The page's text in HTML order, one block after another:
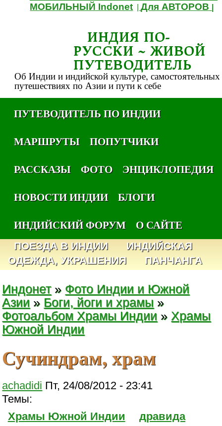
МОБИЛЬНЫЙ Indonet |Для АВТОРОВ
ИНДИЯ ПО-
РУССКИ ~ ЖИВОЙ
ПУТЕВОДИТЕЛЬ
Об Индии и индийской культуре, самостоятельных
путешествиях по Азии и пути к себе
ПУТЕВОДИТЕЛЬ ПО ИНДИИ
МАРШРУТЫ
ПОПУТЧИКИ
РАССКАЗЫ
ФОТО
ЭНЦИКЛОПЕДИЯ
НОВОСТИ ИНДИИ
БЛОГИ
ИНДИЙСКИЙ ФОРУМ
О САЙТЕ
ПОЕЗДА В ИНДИИ
ИНДИЙСКАЯ
ОДЕЖДА, УКРАШЕНИЯ
ПАНЧАНГА
Индонет» Фото Индии и Южной
Азии » Боги, йоги и храмы »
Фотоальбом Храмы Индии » Храмы
Южной Индии
Сучиндрам, храм
achadidi Пт, 24/08/2012 - 23:41
Темы:
Храмы Южной Индии
дравида